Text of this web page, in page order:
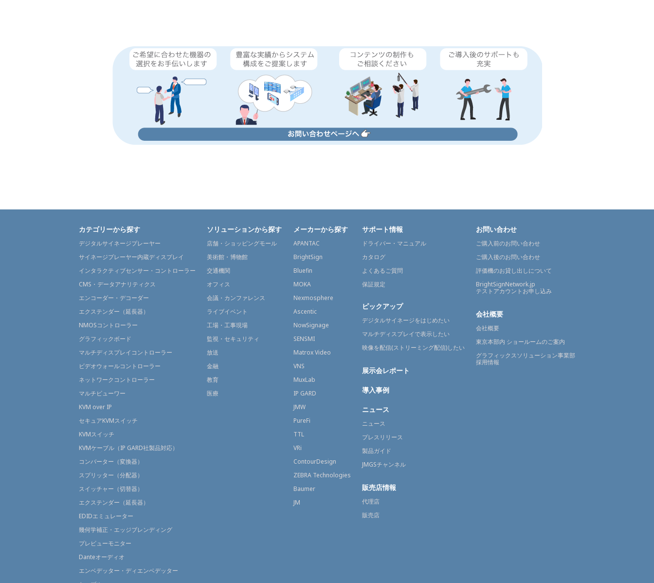
カテゴリーから探す
デジタルサイネージプレーヤー
サイネージプレーヤー内蔵ディスプレイ
インタラクティブセンサー・コントローラー
CMS・データアナリティクス
エンコーダー・デコーダー
エクステンダー（延長器）
NMOSコントローラー
グラフィックボード
マルチディスプレイコントローラー
ビデオウォールコントローラー
ネットワークコントローラー
マルチビューワー
KVM over IP
セキュアKVMスイッチ
KVMスイッチ
KVMケーブル（IP GARD社製品対応）
コンバーター（変換器）
スプリッター（分配器）
スイッチャー（切替器）
エクステンダー（延長器）
EDIDエミュレーター
幾何学補正・エッジブレンディング
プレビューモニター
Danteオーディオ
エンベデッター・ディエンベデッター
ソリューションから探す
店舗・ショッピングモール
美術館・博物館
交通機関
オフィス
会議・カンファレンス
ライブイベント
工場・工事現場
監視・セキュリティ
放送
金融
教育
医療
メーカーから探す
APANTAC
BrightSign
Bluefin
MOKA
Nexmosphere
Ascentic
NowSignage
SENSMI
Matrox Video
VNS
MuxLab
IP GARD
JMW
PureFi
TTL
VRi
ContourDesign
ZEBRA Technologies
Baumer
JM
サポート情報
ドライバー・マニュアル
カタログ
よくあるご質問
保証規定
ピックアップ
デジタルサイネージをはじめたい
マルチディスプレイで表示したい
映像を配信(ストリーミング配信)したい
展示会レポート
導入事例
ニュース
ニュース
プレスリリース
製品ガイド
JMGSチャンネル
販売店情報
代理店
販売店
お問い合わせ
ご購入前のお問い合わせ
ご購入後のお問い合わせ
評価機のお貸し出しについて
BrightSignNetwork.jp
テストアカウントお申し込み
会社概要
会社概要
東京本部内 ショールームのご案内
グラフィックスソリューション事業部
採用情報